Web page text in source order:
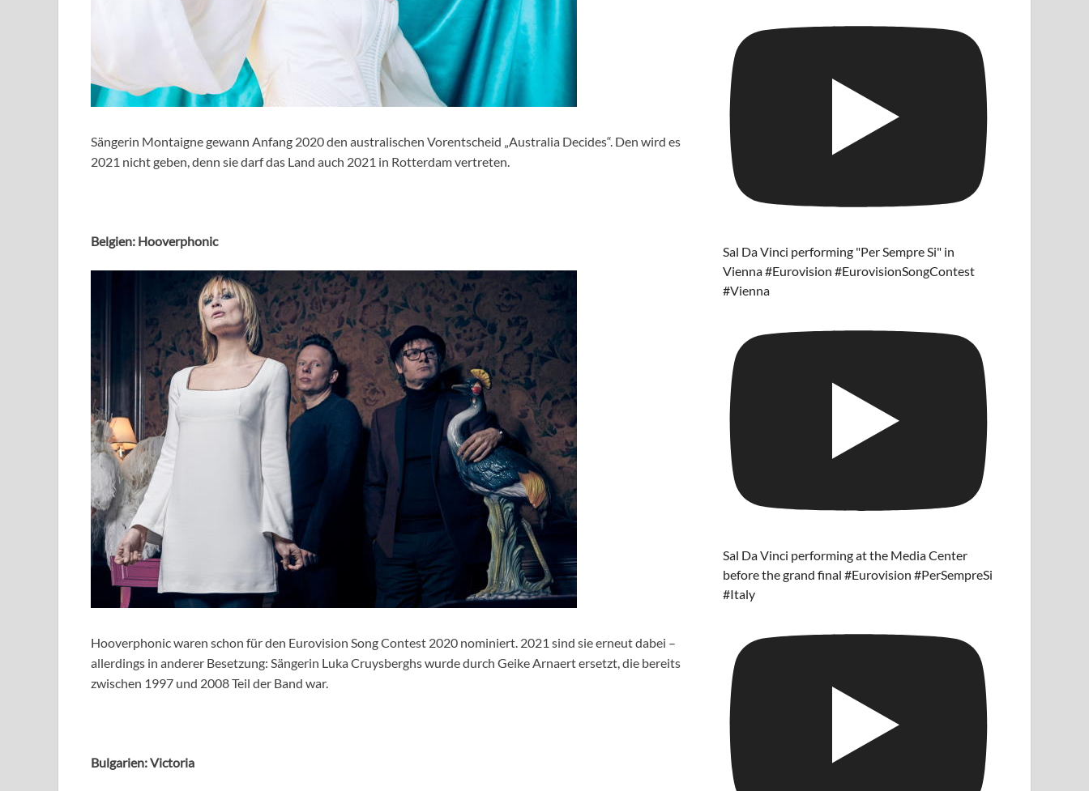
Sängerin Montaigne gewann Anfang 2020 den australischen Vorentscheid „Australia Decides“. Den wird es
2021 nicht geben, denn sie darf das Land auch 2021 in Rotterdam vertreten.
Belgien: Hooverphonic
Hooverphonic waren schon für den Eurovision Song Contest 2020 nominiert. 2021 sind sie erneut dabei –
allerdings in anderer Besetzung: Sängerin Luka Cruysberghs wurde durch Geike Arnaert ersetzt, die bereits
zwischen 1997 und 2008 Teil der Band war.
Bulgarien: Victoria
Sal Da Vinci performing "Per Sempre Si" in
Vienna #Eurovision #EurovisionSongContest
#Vienna
Sal Da Vinci performing at the Media Center
before the grand final #Eurovision #PerSempreSi
#Italy